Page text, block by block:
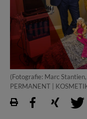
(Fotografie: Marc
PERMANENT |